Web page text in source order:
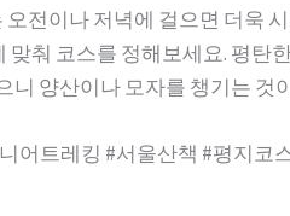
전이나 저녁에 걸으면 더욱
맞춰 코스를 정해보세요. 평탄
니 양산이나 모자를 챙기는 것
어트레킹 #서울산책 #평지코